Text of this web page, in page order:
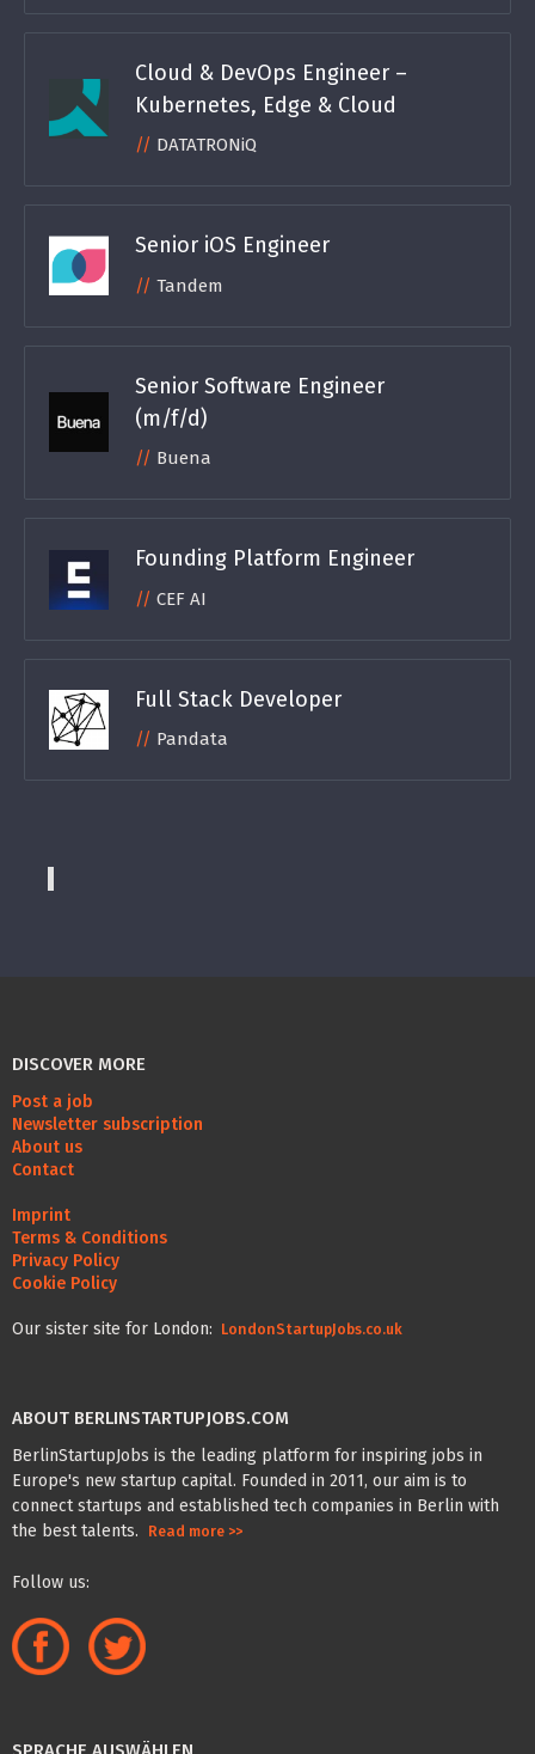
Cloud & DevOps Engineer –
Kubernetes, Edge & Cloud
DATATRONiQ
Senior iOS Engineer
Tandem
Senior Software Engineer
(m/f/d)
Buena
Founding Platform Engineer
CEF AI
Full Stack Developer
Pandata
DISCOVER MORE
Post a job
Newsletter subscription
About us
Contact
Imprint
Terms & Conditions
Privacy Policy
Cookie Policy
Our sister site for London: LondonStartupJobs.co.uk
ABOUT BERLINSTARTUPJOBS.COM
BerlinStartupJobs is the leading platform for inspiring jobs in
Europe's new startup capital. Founded in 2011, our aim is to
connect startups and established tech companies in Berlin with
the best talents.
Read more >>
Follow us: